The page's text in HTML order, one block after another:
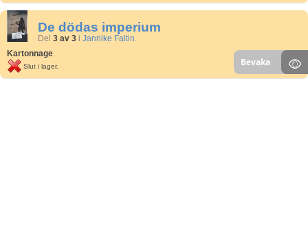
De dödas imperium
Del 3 av 3 i Jannike Faltin.
Kartonnage
Slut i lager. Bevaka